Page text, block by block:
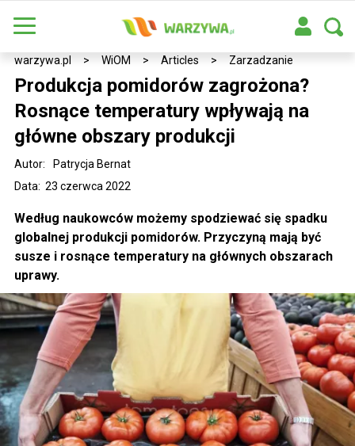
warzywa.pl > WiOM > Articles > Zarzadzanie
Produkcja pomidorów zagrożona?
Rosnące temperatury wpływają na
główne obszary produkcji
Data: 23 czerwca 2022
Autor: Patrycja Bernat
Według naukowców możemy spodziewać się spadku
globalnej produkcji pomidorów. Przyczyną mają być
susze i rosnące temperatury na głównych obszarach
uprawy.